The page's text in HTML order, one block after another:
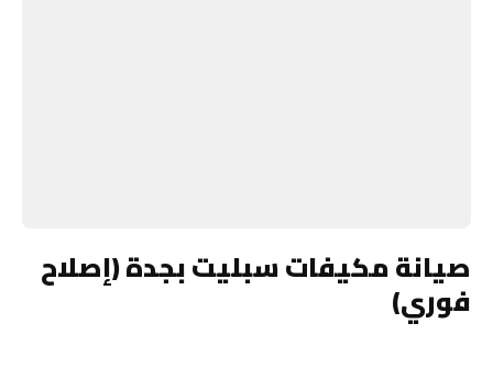
صيانة مكيفات سبليت بجدة (إصلاح
فوري)